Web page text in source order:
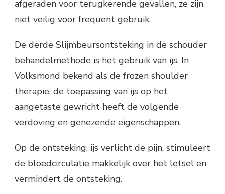
afgeraden voor terugkerende gevallen, ze zijn
niet veilig voor frequent gebruik.
De derde Slijmbeursontsteking in de schouder
behandelmethode is het gebruik van ijs. In
Volksmond bekend als de frozen shoulder
therapie, de toepassing van ijs op het
aangetaste gewricht heeft de volgende
verdoving en genezende eigenschappen.
Op de ontsteking, ijs verlicht de pijn, stimuleert
de bloedcirculatie makkelijk over het letsel en
vermindert de ontsteking.